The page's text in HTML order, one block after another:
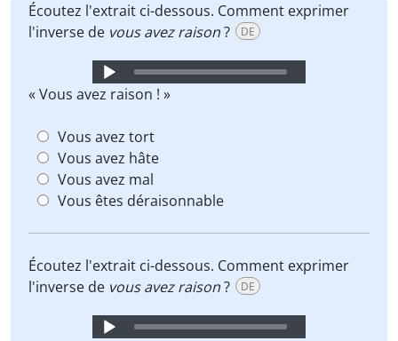
Écoutez l'extrait ci-dessous. Comment exprimer
l'inverse de vous avez raison? DE
Audio
Player
« Vous avez raison ! »
Vous avez tort
Vous avez hâte
Vous avez mal
Vous êtes déraisonnable
Écoutez l'extrait ci-dessous. Comment exprimer
l'inverse de vous avez raison? DE
Audio